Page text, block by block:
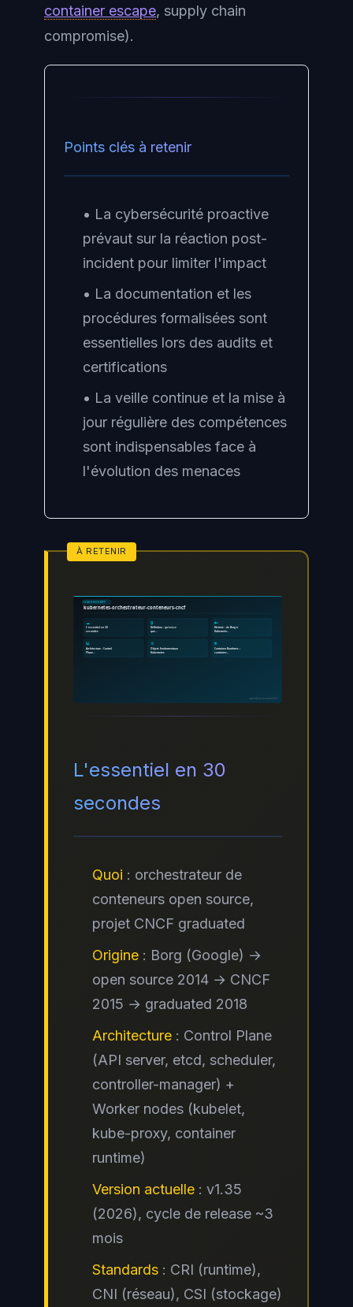
container escape, supply chain
compromise).
Points clés à retenir
• La cybersécurité proactive
prévaut sur la réaction post-
incident pour limiter l'impact
• La documentation et les
procédures formalisées sont
essentielles lors des audits et
certifications
• La veille continue et la mise à
jour régulière des compétences
sont indispensables face à
l'évolution des menaces
CLOUD SECURITY
kubernetes-orchestrateur-conteneurs-cncf
☁
L'essentiel en 30
secondes
🔒
Définition : qu'est-ce
que…
🔑
Histoire : de Borg à
Kubernete…
📊
Architecture : Control
Plane…
⚙
Objets fondamentaux
Kubernetes
🌐
Container Runtimes :
container…
ayinedjimi-consultants.fr
L'essentiel en 30
secondes
Quoi : orchestrateur de
conteneurs open source,
projet CNCF graduated
Origine : Borg (Google) →
open source 2014 → CNCF
2015 → graduated 2018
Architecture : Control Plane
(API server, etcd, scheduler,
controller-manager) +
Worker nodes (kubelet,
kube-proxy, container
runtime)
Version actuelle : v1.35
(2026), cycle de release ~3
mois
Standards : CRI (runtime),
CNI (réseau), CSI (stockage)